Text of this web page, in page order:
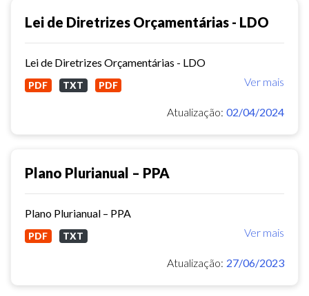
Lei de Diretrizes Orçamentárias - LDO
Lei de Diretrizes Orçamentárias - LDO
Ver mais
PDF TXT PDF
Atualização: 02/04/2024
Plano Plurianual – PPA
Plano Plurianual – PPA
Ver mais
PDF TXT
Atualização: 27/06/2023